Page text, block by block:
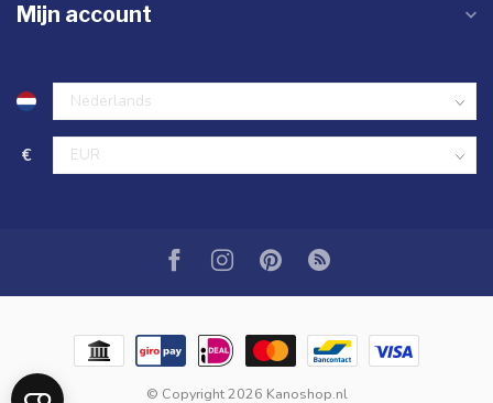
Mijn account
€
© Copyright 2026 Kanoshop.nl